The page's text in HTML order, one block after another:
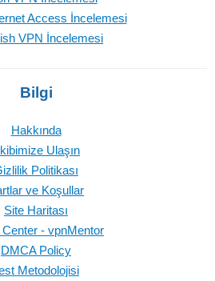
Access İncelemesi
VPN İncelemesi
Bilgi
Hakkında
Ulaşın
Politikası
ve Koşullar
Site Haritası
- vpnMentor
DMCA Policy
Metodolojisi